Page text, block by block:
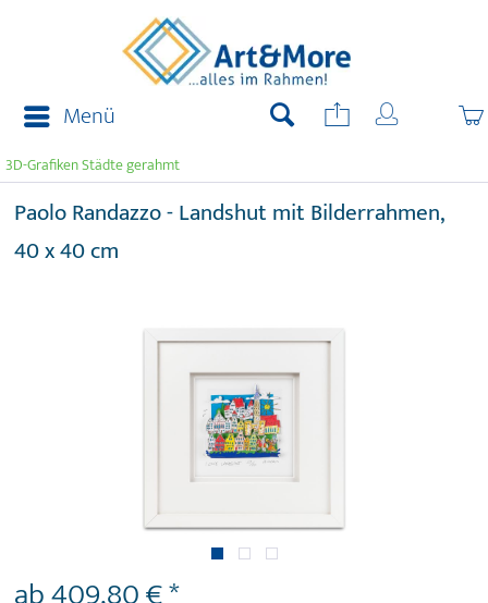
Menü
3D-Grafiken Städte gerahmt
Paolo Randazzo - Landshut mit Bilderrahmen,
40 x 40 cm